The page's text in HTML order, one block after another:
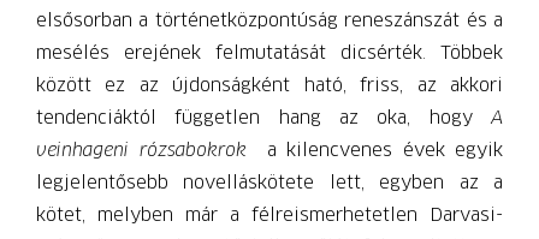
elsősorban a történetközpontúság reneszánszát és a
mesélés erejének felmutatását dicsérték. Többek
között ez az újdonságként ható, friss, az akkori
tendenciáktól független hang az oka, hogyA
veinhageni rózsabokrok a kilencvenes évek egyik
legjelentősebb novelláskötete lett, egyben az a
kötet, melyben már a félreismerhetetlen Darvasi-